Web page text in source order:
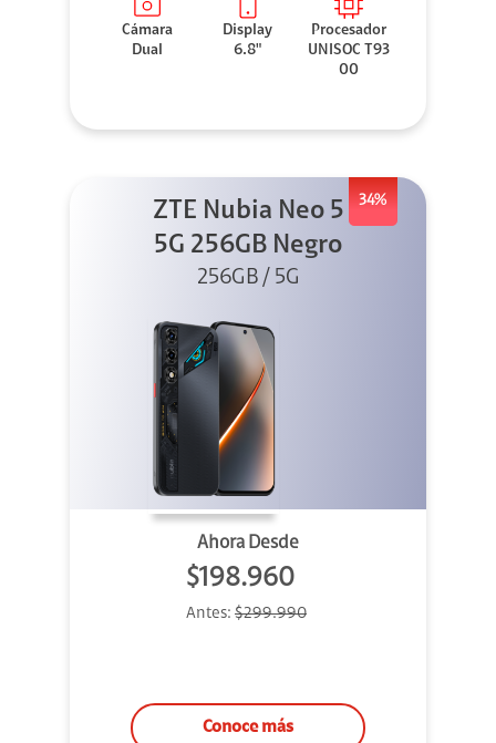
Cámara
Dual
Display
6.8"
Procesador
UNISOC T93
00
34%
ZTE Nubia Neo 5
5G 256GB Negro
256GB / 5G
Ahora Desde
$198.960
Antes: $299.990
Conoce más